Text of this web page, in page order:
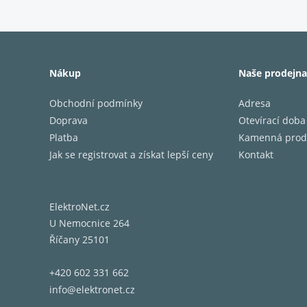
DAC a
až 13
AAP
Nákup
Obchodní podmínky
Doprava
Platba
Jak se registrovat a získat lepší ceny
Naše prodejna
Adresa
Otevírací doba
Kamenná
Kontakt
ElektroNet.cz
U Nemocnice 264
Říčany 25101
+420 602 331 662
info@elektronet.cz